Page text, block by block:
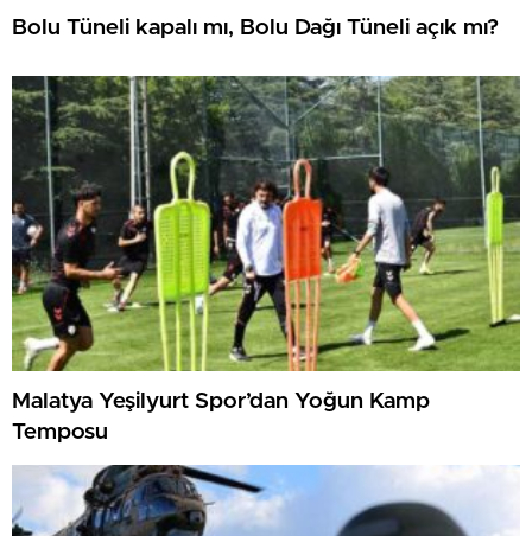
Bolu Tüneli kapalı mı, Bolu Dağı Tüneli açık mı?
Malatya Yeşilyurt Spor’dan Yoğun Kamp
Temposu